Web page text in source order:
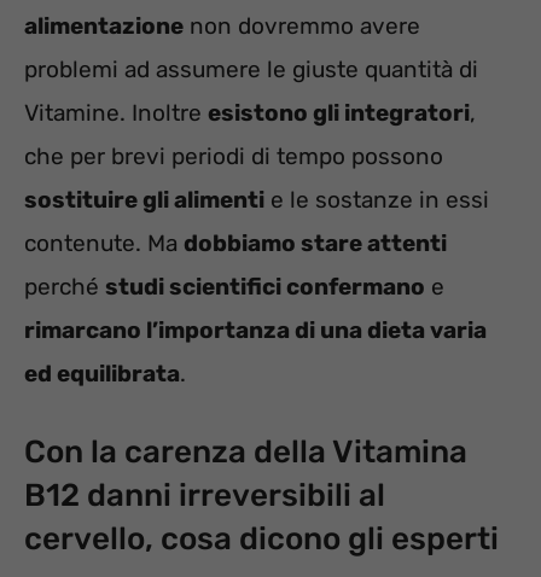
alimentazione non dovremmo avere
problemi ad assumere le giuste quantità di
Vitamine. Inoltre esistono gli integratori,
che per brevi periodi di tempo possono
sostituire gli alimenti e le sostanze in essi
contenute. Ma dobbiamo stare attenti
perché studi scientifici confermano e
rimarcano l’importanza di una dieta varia
ed equilibrata.
Con la carenza della Vitamina
B12 danni irreversibili al
cervello, cosa dicono gli esperti